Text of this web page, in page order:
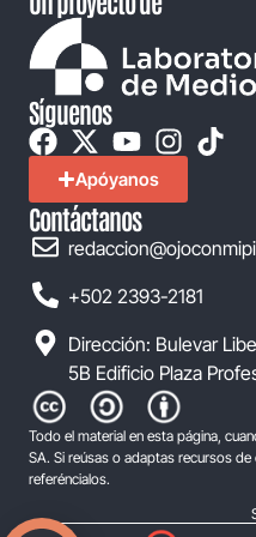
Síguenos
Apóyanos
Contáctanos
+502 2393-2181
Dirección: Bulevar
5B Edificio Plaza
Todo el material en esta página,
SA. Si reúsas o adaptas recursos
referéncialos.